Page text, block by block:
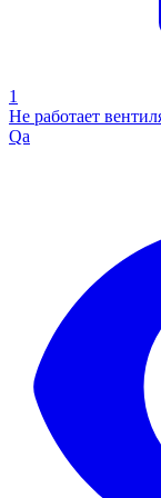
1
Не работает
Qa